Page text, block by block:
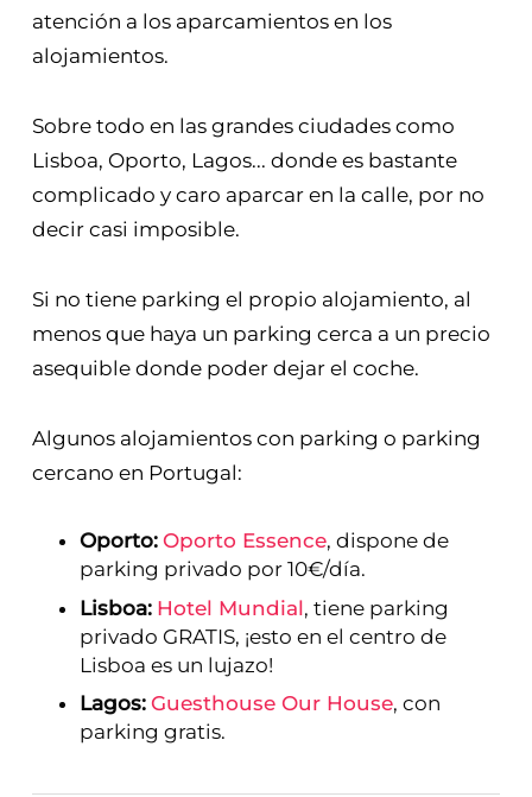
atención a los aparcamientos en los
alojamientos.
Sobre todo en las grandes ciudades como
Lisboa, Oporto, Lagos... donde es bastante
complicado y caro aparcar en la calle, por no
decir casi imposible.
Si no tiene parking el propio alojamiento, al
menos que haya un parking cerca a un precio
asequible donde poder dejar el coche.
Algunos alojamientos con parking o parking
cercano en Portugal:
Oporto: Oporto Essence, dispone de
parking privado por 10€/día.
Lisboa: Hotel Mundial, tiene parking
privado GRATIS, ¡esto en el centro de
Lisboa es un lujazo!
Lagos: Guesthouse Our House, con
parking gratis.